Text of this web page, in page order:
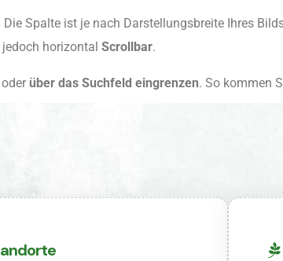
Spalte ist je nach Darstellungsbreite Ihres
jedoch horizontal Scrollbar.
oder über das Suchfeld eingrenzen. So kommen